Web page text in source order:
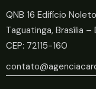
QNB 16 Edifício Noleto
Taguatinga, Brasília –
CEP: 72115-160